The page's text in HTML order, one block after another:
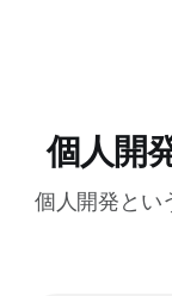
菜でよいという
保つためのヒン
す。 この記事で
を紹介します。 動画で見る(英語): ポップアップウィンドウ
ドを使うとポッ
たツールにすぐ
個人開
個人開発とい